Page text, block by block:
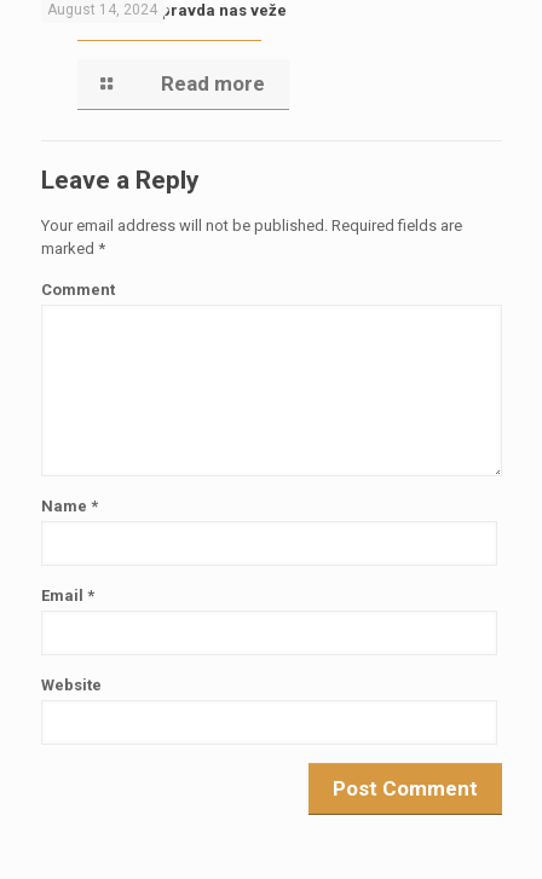
August 14, 2024
Lepojko ćao, nepravda nas veže
Read more
Leave a Reply
Your email address will not be published. Required fields are
marked *
Comment
Name *
Email *
Website